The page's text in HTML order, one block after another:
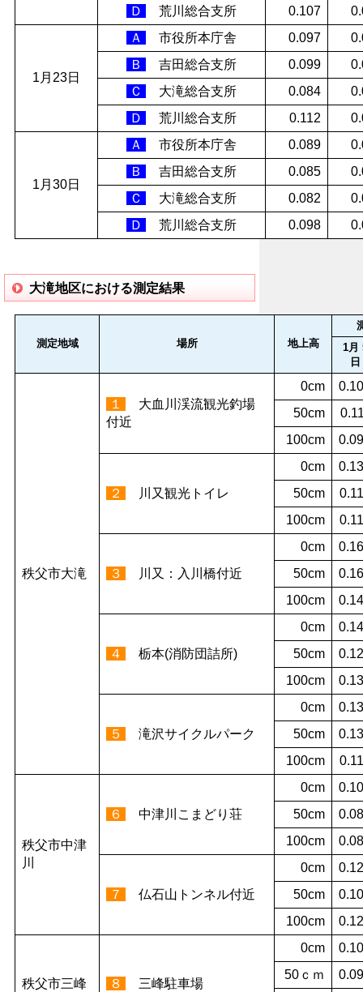
Ｄ
荒川総合支所 0.107
1月23日
Ａ 市役所本庁舎 0.097
Ｂ
吉田総合支所 0.099
Ｃ
大滝総合支所 0.084
Ｄ
荒川総合支所 0.112
1月30日
Ａ 市役所本庁舎 0.089
Ｂ
吉田総合支所 0.085
Ｃ
大滝総合支所 0.082
Ｄ
荒川総合支所 0.098
大滝地区における測定結果
測定地域 場所 地上高
1月
日
秩父市大滝
１
大血川渓流観光釣場
付近
0cm
50cm
100cm
２ 川又観光トイレ
0cm
50cm
100cm
３ 川又：入川橋付近
0cm
50cm
100cm
４ 栃本(消防団詰所)
0cm
50cm
100cm
５ 滝沢サイクルパーク
0cm
50cm
100cm
秩父市中津
川
６ 中津川こまどり荘
0cm
50cm
100cm
７ 仏石山トンネル付近
0cm
50cm
100cm
秩父市三峰 ８ 三峰駐車場
0cm
50ｃｍ